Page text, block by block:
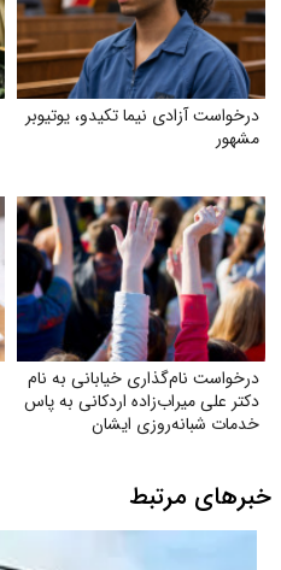
درخواست آزادی نیما تکیدو، یوتیوبر
مشهور
درخواست نام‌گذاری خیابانی به نام
دکتر علی میراب‌زاده اردکانی به پاس
خدمات شبانه‌روزی ایشان
خبرهای مرتبط